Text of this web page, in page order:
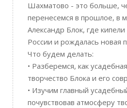
Шахматово - это больше,
перенесемся в прошлое, в
Александр Блок, где
России и рождалась новая
Что будем делать:
• Разберемся, как
творчество Блока и его
• Изучим главный
почувствовав атмосферу